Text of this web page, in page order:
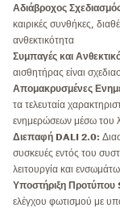
Αδιάβροχος
καιρικές συνθήκες,
ανθεκτικότητα
Συμπαγές και
αισθητήρας είναι
Απομακρυσμένες
τα τελευταία
ενημερώσεων μέσω του
Διεπαφή DALI 2.0:
συσκευές εντός του
λειτουργία και
Υποστήριξη Προτύπου
ελέγχου φωτισμού με